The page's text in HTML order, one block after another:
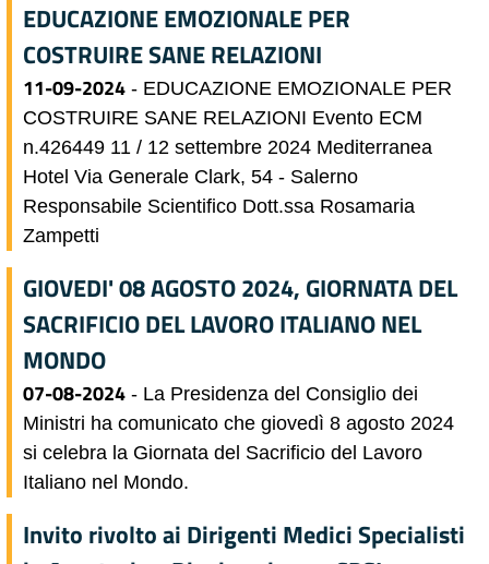
EDUCAZIONE EMOZIONALE PER
COSTRUIRE SANE RELAZIONI
11-09-2024 - EDUCAZIONE EMOZIONALE PER
COSTRUIRE SANE RELAZIONI Evento ECM
n.426449 11 / 12 settembre 2024 Mediterranea
Hotel Via Generale Clark, 54 - Salerno
Responsabile Scientifico Dott.ssa Rosamaria
Zampetti
GIOVEDI' 08 AGOSTO 2024, GIORNATA DEL
SACRIFICIO DEL LAVORO ITALIANO NEL
MONDO
07-08-2024 - La Presidenza del Consiglio dei
Ministri ha comunicato che giovedì 8 agosto 2024
si celebra la Giornata del Sacrificio del Lavoro
Italiano nel Mondo.
Invito rivolto ai Dirigenti Medici Specialisti